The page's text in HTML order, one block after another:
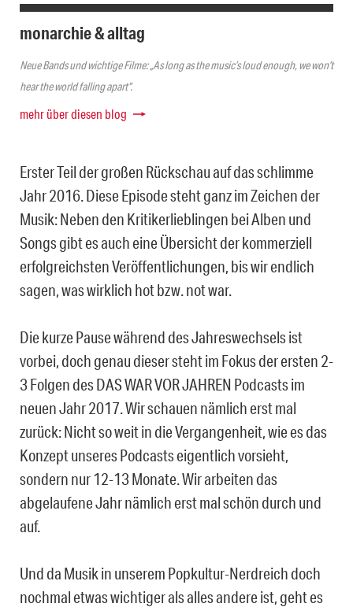
monarchie & alltag
Neue Bands und wichtige Filme: „As long as the music’s loud enough, we won’t
hear the world falling apart“.
mehr über diesen blog
Erster Teil der großen Rückschau auf das schlimme
Jahr 2016. Diese Episode steht ganz im Zeichen der
Musik: Neben den Kritikerlieblingen bei Alben und
Songs gibt es auch eine Übersicht der kommerziell
erfolgreichsten Veröffentlichungen, bis wir endlich
sagen, was wirklich hot bzw. not war.
Die kurze Pause während des Jahreswechsels ist
vorbei, doch genau dieser steht im Fokus der ersten 2-
3 Folgen des DAS WAR VOR JAHREN Podcasts im
neuen Jahr 2017. Wir schauen nämlich erst mal
zurück: Nicht so weit in die Vergangenheit, wie es das
Konzept unseres Podcasts eigentlich vorsieht,
sondern nur 12-13 Monate. Wir arbeiten das
abgelaufene Jahr nämlich erst mal schön durch und
auf.
Und da Musik in unserem Popkultur-Nerdreich doch
nochmal etwas wichtiger als alles andere ist, geht es